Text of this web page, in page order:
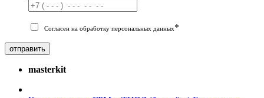
Согласен на обработку персональных данных*
отправить
masterkit